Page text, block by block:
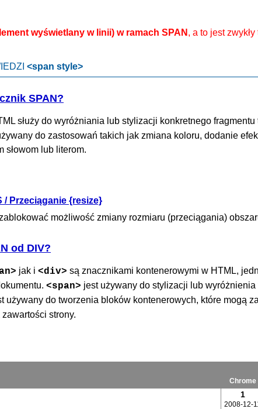
wyświetlany w linii) w ramach SPAN , a to jest
<span style>
SPAN?
służy do wyróżniania lub stylizacji konkretnego
do zastosowań takich jak zmiana koloru, dodanie
słowom lub literom.
/ Przeciąganie {resize}
możliwość zmiany rozmiaru (przeciągania)
od DIV?
jak i <div> są znacznikami kontenerowymi w HTML,
<span> jest używany do stylizacji lub
używany do tworzenia bloków kontenerowych, które mogą
strony.
Chrome
1
2008-12-11